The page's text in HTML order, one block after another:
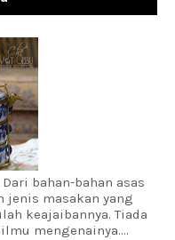
bahan-bahan asas
jenis masakan yang
keajaibannya. Tiada
mengenainya....